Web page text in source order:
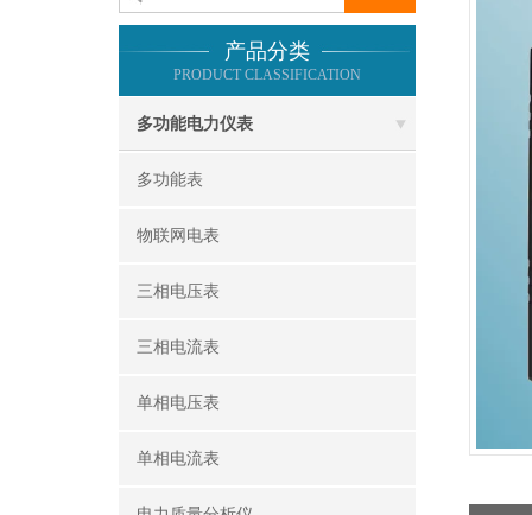
产品分类
PRODUCT CLASSIFICATION
多功能电力仪表
多功能表
物联网电表
三相电压表
三相电流表
单相电压表
单相电流表